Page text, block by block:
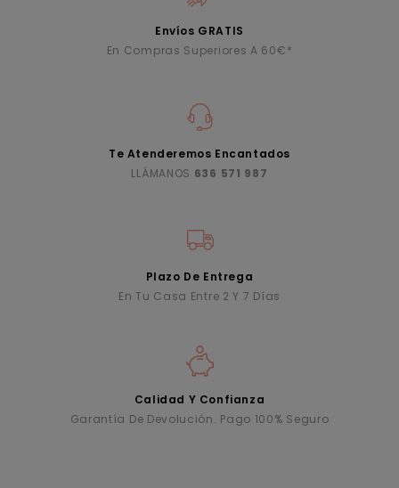
Envíos GRATIS
En Compras Superiores A 60€*
Te Atenderemos Encantados
LLÁMANOS 636 571 987
Plazo De Entrega
En Tu Casa Entre 2 Y 7 Días
Calidad Y Confianza
Garantía De Devolución. Pago 100% Seguro